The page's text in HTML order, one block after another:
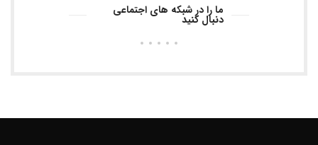
ما را در شبکه های اجتماعی
دنبال کنید